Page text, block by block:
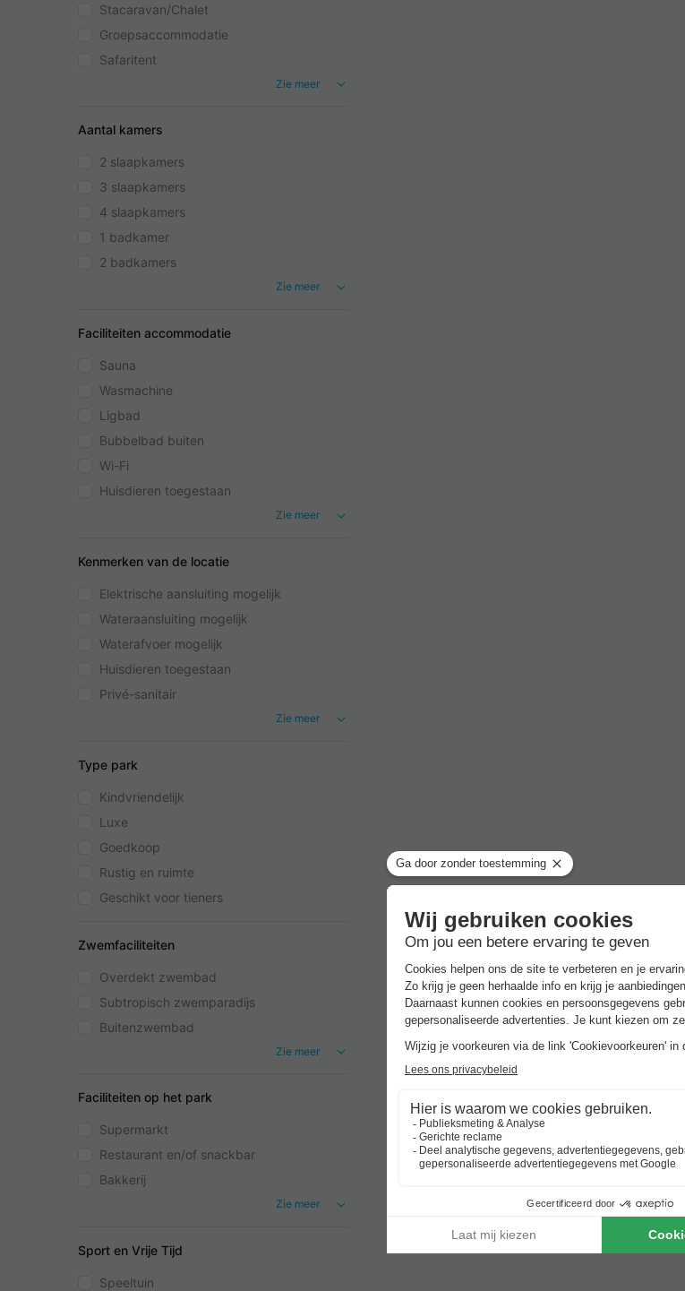
Stacaravan/Chalet
Groepsaccommodatie
Safaritent
Zie meer
Aantal kamers
2 slaapkamers
3 slaapkamers
4 slaapkamers
1 badkamer
2 badkamers
Zie meer
Faciliteiten accommodatie
Sauna
Wasmachine
Ligbad
Bubbelbad buiten
Wi-Fi
Huisdieren toegestaan
Zie meer
Kenmerken van de locatie
Elektrische aansluiting mogelijk
Wateraansluiting mogelijk
Waterafvoer mogelijk
Huisdieren toegestaan
Privé-sanitair
Zie meer
Type park
Kindvriendelijk
Luxe
Goedkoop
Rustig en ruimte
Geschikt voor tieners
Zwemfaciliteiten
Overdekt zwembad
Subtropisch zwemparadijs
Buitenzwembad
Zie meer
Faciliteiten op het park
Supermarkt
Restaurant en/of snackbar
Bakkerij
Zie meer
Sport en Vrije Tijd
Speeltuin